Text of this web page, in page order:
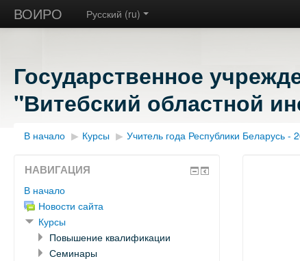
ВОИРО Русский ‎(ru)‎
Государственное
"Витебский областной
В начало ▶︎ Курсы ▶︎ Учитель года Республики Беларусь -
НАВИГАЦИЯ
В начало
Новости сайта
Курсы
Повышение квалификации
Семинары